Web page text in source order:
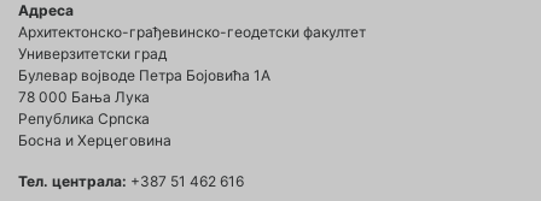
Адреса
Архитектонско-грађевинско-геодетски факултет
Универзитетски град
Булевар војводе Петра Бојовића 1A
78 000 Бања Лука
Република Српска
Босна и Херцеговина
Тел. централа: +387 51 462 616